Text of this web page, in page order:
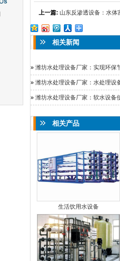
上一篇: 山东反渗透设备：水体
相关新闻
» 潍坊水处理设备厂家：实现环保
» 潍坊水处理设备厂家：水处理设
» 潍坊水处理设备厂家：软水设备
相关产品
生活饮用水设备